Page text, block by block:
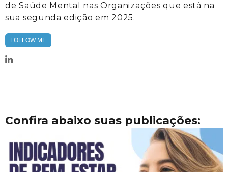
de Saúde Mental nas Organizações que está na
sua segunda edição em 2025.
FOLLOW ME
Confira abaixo suas publicações: